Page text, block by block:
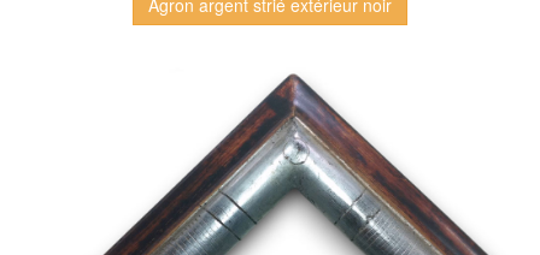
Agron argent strié extérieur noir